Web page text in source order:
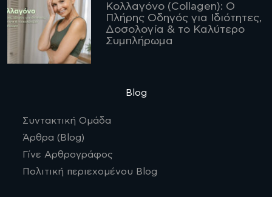
Κολλαγόνο (Collagen): Ο
Πλήρης Οδηγός για Ιδιότητες,
Δοσολογία & το Καλύτερο
Συμπλήρωμα
Blog
Συντακτική Ομάδα
Άρθρα (Blog)
Γίνε Αρθρογράφος
Πολιτική περιεχομένου Blog